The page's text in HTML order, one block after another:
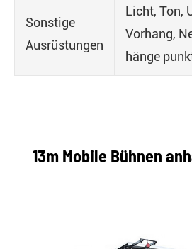
Sonstige
Ausrüstungen
Licht, Ton,
Vorhang,
hänge
13m Mobile Bühnen